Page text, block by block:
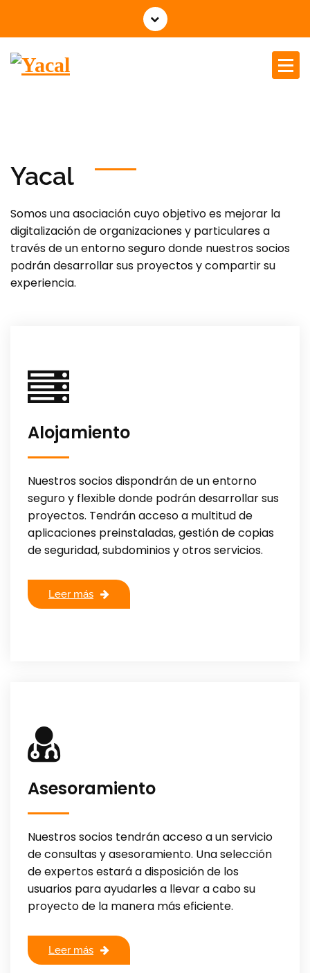
Yacal
Somos una asociación cuyo objetivo es mejorar la
digitalización de organizaciones y particulares a
través de un entorno seguro donde nuestros socios
podrán desarrollar sus proyectos y compartir su
experiencia.
Alojamiento
Nuestros socios dispondrán de un entorno
seguro y flexible donde podrán desarrollar sus
proyectos. Tendrán acceso a multitud de
aplicaciones preinstaladas, gestión de copias
de seguridad, subdominios y otros servicios.
Leer más
Asesoramiento
Nuestros socios tendrán acceso a un servicio
de consultas y asesoramiento. Una selección
de expertos estará a disposición de los
usuarios para ayudarles a llevar a cabo su
proyecto de la manera más eficiente.
Leer más